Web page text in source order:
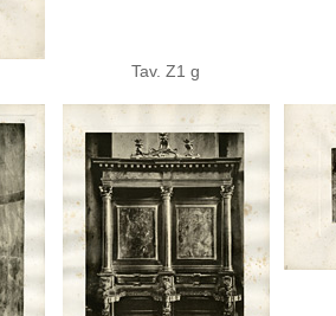
Tav. Z1 g